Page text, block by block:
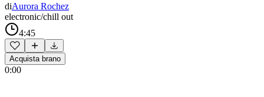
diAurora Rochez
electronic/chill out
4:45
Acquista brano
0:00